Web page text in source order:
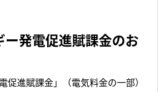
発電促進賦課金のお
促進賦課金」（電気料金の一部）